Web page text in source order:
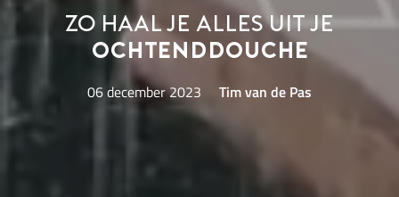
Zo haal je alles uit je
ochtenddouche
06 december 2023 Tim van de Pas